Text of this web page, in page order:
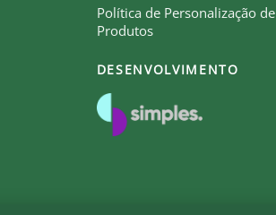
Política de Personalização de
Produtos
DESENVOLVIMENTO